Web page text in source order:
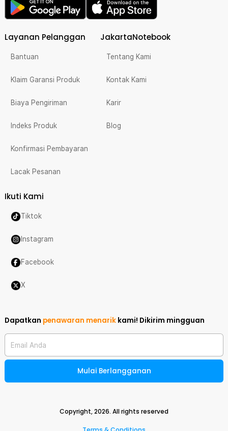
Layanan Pelanggan
Bantuan
Klaim Garansi Produk
Biaya Pengiriman
Indeks Produk
Konfirmasi Pembayaran
Lacak Pesanan
JakartaNotebook
Tentang Kami
Kontak Kami
Karir
Blog
Ikuti Kami
Tiktok
Instagram
Facebook
X
Dapatkan penawaran menarik kami! Dikirim mingguan
Email Anda
Mulai Berlangganan
Copyright,2026. All rights reserved